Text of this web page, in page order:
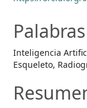
Inteligencia
Esqueleto,